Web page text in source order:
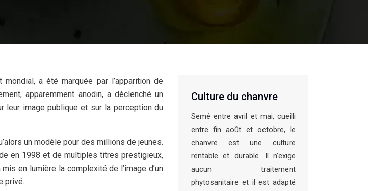
apparemment anodin, a déclenché un
leur image publique et sur la perception du
un modèle pour des millions de jeunes.
en 1998 et de multiples titres prestigieux,
en lumière la complexité de l’image d’un
privé.
Culture du chanvre
Semé entre avril et mai, cueilli
entre fin août et octobre, le
chanvre est une culture
rentable et durable. Il n’exige
aucun traitement
phytosanitaire et il est adapté